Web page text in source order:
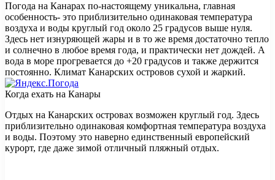
Погода на Канарах по-настоящему уникальна, главная
особенность- это приблизительно одинаковая температура
воздуха и воды круглый год около 25 градусов выше нуля.
Здесь нет изнуряющей жары и в то же время достаточно тепло
и солнечно в любое время года, и практически нет дождей. А
вода в море прогревается до +20 градусов и также держится
постоянно. Климат Канарских островов сухой и жаркий.
Когда ехать на Канары
Отдых на Канарских островах возможен круглый год. Здесь
приблизительно одинаковая комфортная температура воздуха
и воды. Поэтому это наверно единственный европейский
курорт, где даже зимой отличный пляжный отдых.